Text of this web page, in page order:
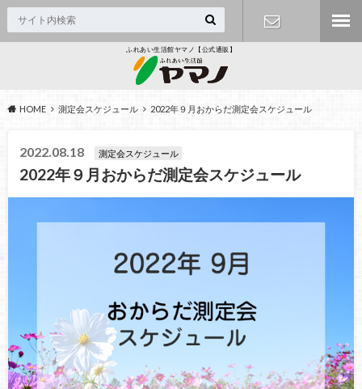
ふれあい生活館ヤマノ【公式通販】
HOME 測定会スケジュール 2022年９月おからだ測定会スケジュール
2022.08.18 測定会スケジュール
2022年９月おからだ測定会スケジュール